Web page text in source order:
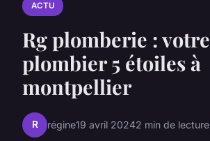
ACTU
Rg plomberie : votre
plombier 5 étoiles à
montpellier
R régine19 avril 20242 min de lecture